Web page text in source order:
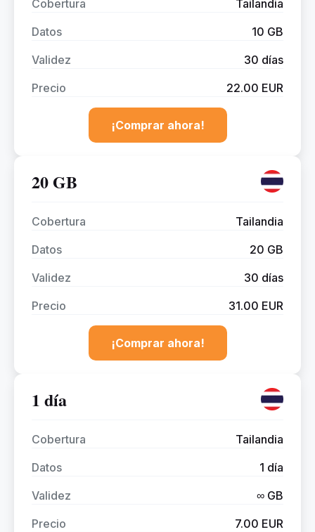
Cobertura
Tailandia
Datos
10 GB
Validez
30 días
Precio
22.00 EUR
¡Comprar ahora!
20 GB
Cobertura
Tailandia
Datos
20 GB
Validez
30 días
Precio
31.00 EUR
¡Comprar ahora!
1 día
Cobertura
Tailandia
Datos
1 día
Validez
∞ GB
Precio
7.00 EUR